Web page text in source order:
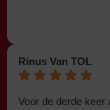
Rinus Van TOL
Voor de derde keer